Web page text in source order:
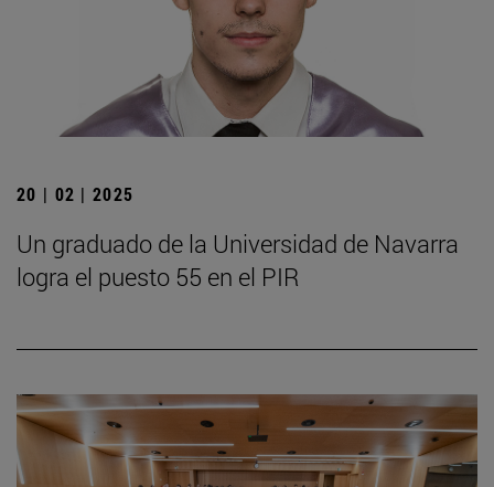
20 | 02 | 2025
Un graduado de la Universidad de Navarra
logra el puesto 55 en el PIR